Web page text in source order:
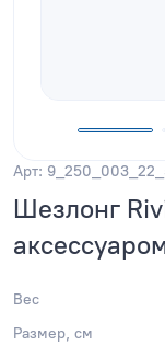
Арт:
Шезлонг
Вес
Размер, см